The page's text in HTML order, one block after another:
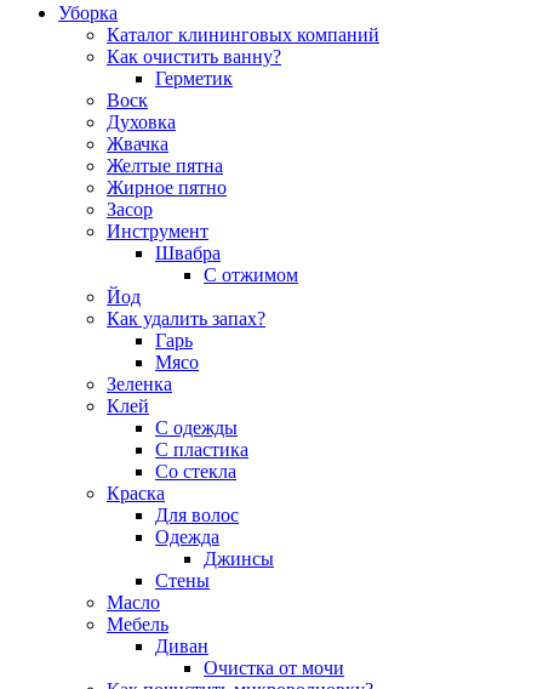
Уборка
Каталог клининговых компаний
Как очистить ванну?
Герметик
Воск
Духовка
Жвачка
Желтые пятна
Жирное пятно
Засор
Инструмент
Швабра
С отжимом
Йод
Как удалить запах?
Гарь
Мясо
Зеленка
Клей
С одежды
С пластика
Со стекла
Краска
Для волос
Одежда
Джинсы
Стены
Масло
Мебель
Диван
Очистка от мочи